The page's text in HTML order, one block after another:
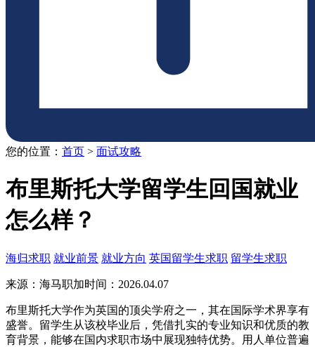
您的位置： 首页 > 面试攻略
布里斯托大学留学生回国就业
怎么样？
海归求职 就业前景 就业方向 英国留学生求职 留学生求职
来源：海马职加时间：2026.04.07
布里斯托大学作为英国的顶尖学府之一，其在国际学术界享有
盛誉。留学生从该校毕业后，凭借扎实的专业知识和优质的教
育背景，能够在国内求职市场中展现独特优势。用人单位普遍